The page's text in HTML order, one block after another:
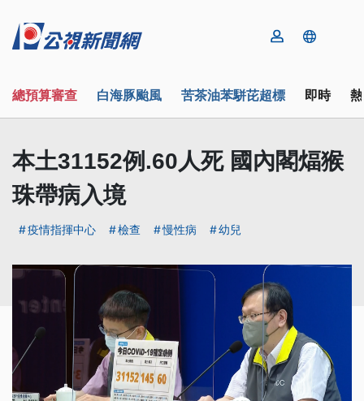
總預算審查 白海豚颱風 苦茶油苯駢芘超標 即時
本土31152例.60人死 國內閣煏猴
珠帶病入境
疫情指揮中心 檢查 慢性病 幼兒